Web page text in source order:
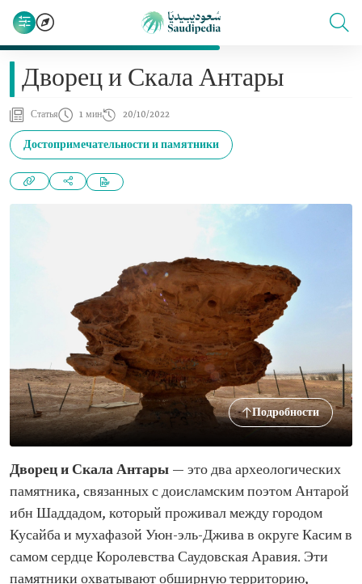
Дворец и Скала Антары
Статья 1 мин 20/10/2022
Достопримечательности и памятники
Подробности
Дворец и Скала Антары — это два археологических
памятника, связанных с доисламским поэтом Антарой
ибн Шаддадом, который проживал между городом
Кусайба и мухафазой Уюн-эль-Джива в округе Касим в
самом сердце Королевства Саудовская Аравия. Эти
памятники охватывают обширную территорию,